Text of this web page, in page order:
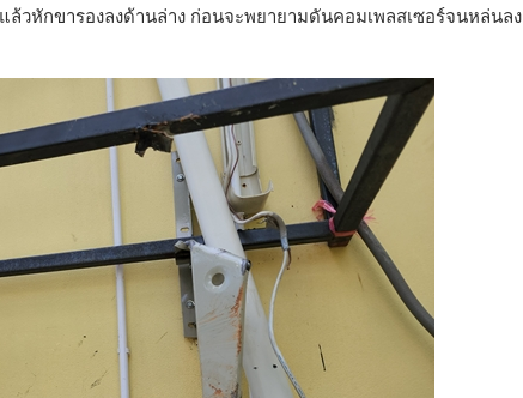
ล้วหักขารองลงด้านล่าง ก่อนจะพยายามดันคอมเพลสเซอร์จนหล่นลง